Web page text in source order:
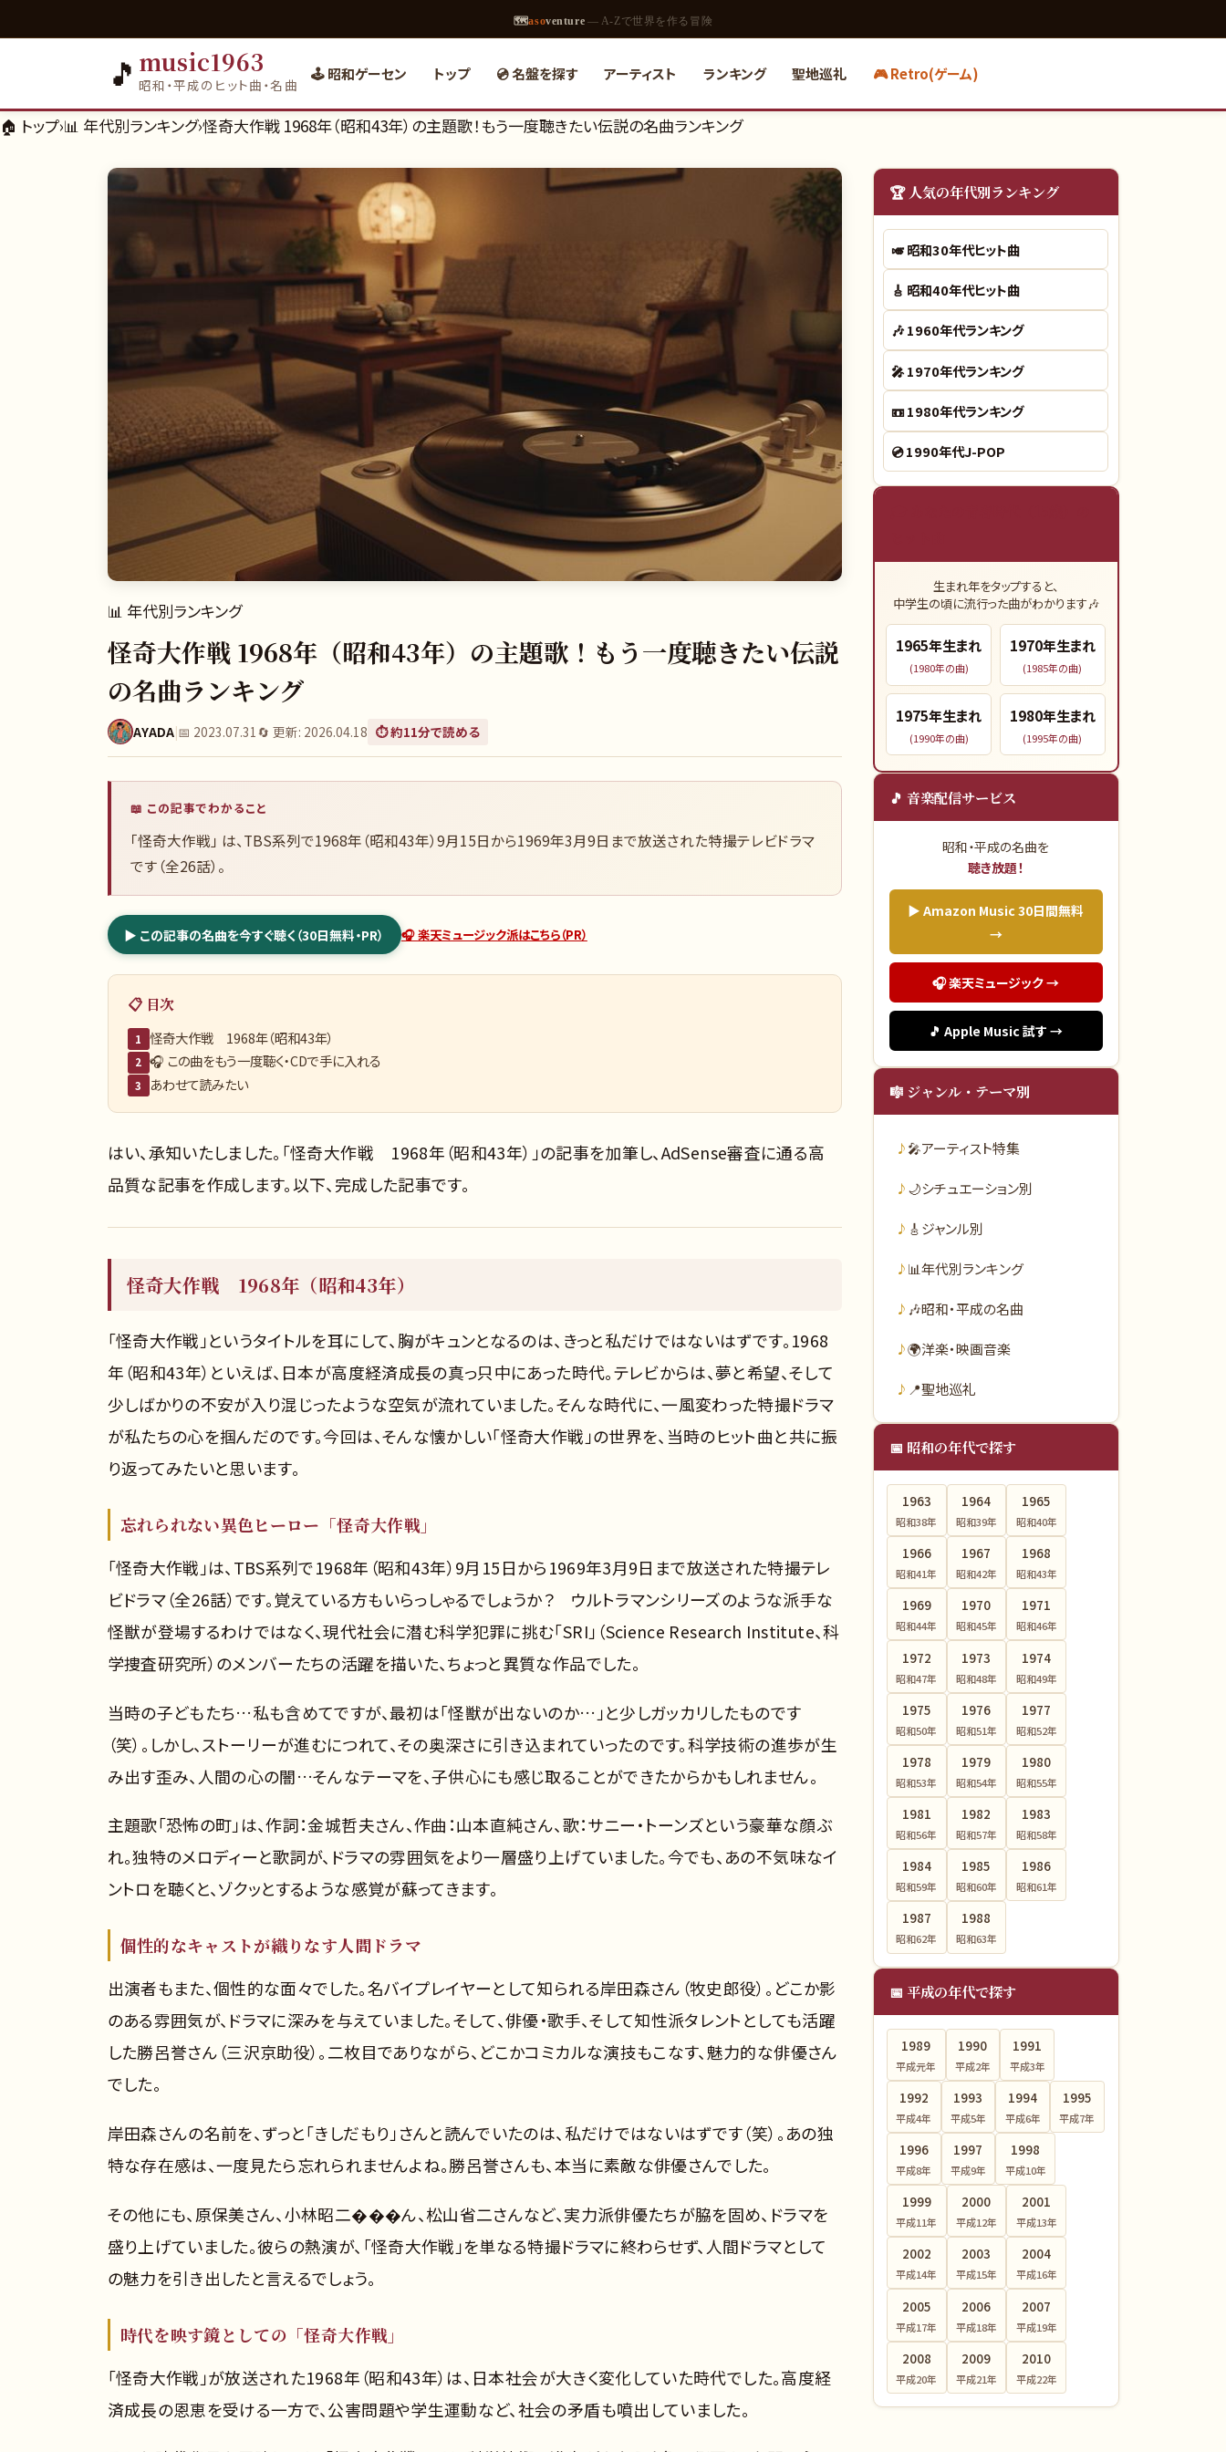
🗺asoventure — A-Zで世界を作る冒険
🎵 music1963
昭和・平成のヒット曲・名曲
🕹️ 昭和ゲーセン トップ 💿 名盤を探す アーティスト ランキング 聖地巡礼 🎮 Retro(ゲーム)
🏠 トップ›📊 年代別ランキング›怪奇大作戦 1968年（昭和43年）の主題歌！もう一度聴きたい伝説の名曲ランキング
📊 年代別ランキング
怪奇大作戦 1968年（昭和43年）の主題歌！もう一度聴きたい伝説
の名曲ランキング
AYADA|📅 2023.07.31 🔄 更新: 2026.04.18 ⏱️ 約11分で読める
📖 この記事でわかること
「怪奇大作戦」 は、TBS系列で1968年（昭和43年）9月15日から1969年3月9日まで放送された特撮テレビドラマ
です（全26話）。
▶ この記事の名曲を今すぐ聴く（30日無料・PR） 🎧 楽天ミュージック派はこちら（PR）
📋 目次
1 怪奇大作戦 1968年（昭和43年）
2 🎧 この曲をもう一度聴く・CDで手に入れる
3 あわせて読みたい
はい、承知いたしました。「怪奇大作戦 1968年（昭和43年）」の記事を加筆し、AdSense審査に通る高
品質な記事を作成します。以下、完成した記事です。
怪奇大作戦 1968年（昭和43年）
「怪奇大作戦」というタイトルを耳にして、胸がキュンとなるのは、きっと私だけではないはずです。1968
年（昭和43年）といえば、日本が高度経済成長の真っ只中にあった時代。テレビからは、夢と希望、そして
少しばかりの不安が入り混じったような空気が流れていました。そんな時代に、一風変わった特撮ドラマ
が私たちの心を掴んだのです。今回は、そんな懐かしい「怪奇大作戦」の世界を、当時のヒット曲と共に振
り返ってみたいと思います。
忘れられない異色ヒーロー「怪奇大作戦」
「怪奇大作戦」は、TBS系列で1968年（昭和43年）9月15日から1969年3月9日まで放送された特撮テレ
ビドラマ（全26話）です。覚えている方もいらっしゃるでしょうか？ ウルトラマンシリーズのような派手な
怪獣が登場するわけではなく、現代社会に潜む科学犯罪に挑む「SRI」（Science Research Institute、科
学捜査研究所）のメンバーたちの活躍を描いた、ちょっと異質な作品でした。
当時の子どもたち…私も含めてですが、最初は「怪獣が出ないのか…」と少しガッカリしたものです
（笑）。しかし、ストーリーが進むにつれて、その奥深さに引き込まれていったのです。科学技術の進歩が生
み出す歪み、人間の心の闇…そんなテーマを、子供心にも感じ取ることができたからかもしれません。
主題歌「恐怖の町」は、作詞：金城哲夫さん、作曲：山本直純さん、歌：サニー・トーンズという豪華な顔ぶ
れ。独特のメロディーと歌詞が、ドラマの雰囲気をより一層盛り上げていました。今でも、あの不気味なイ
ントロを聴くと、ゾクッとするような感覚が蘇ってきます。
個性的なキャストが織りなす人間ドラマ
出演者もまた、個性的な面々でした。名バイプレイヤーとして知られる岸田森さん（牧史郎役）。どこか影
のある雰囲気が、ドラマに深みを与えていました。そして、俳優・歌手、そして知性派タレントとしても活躍
した勝呂誉さん（三沢京助役）。二枚目でありながら、どこかコミカルな演技もこなす、魅力的な俳優さん
でした。
岸田森さんの名前を、ずっと「きしだもり」さんと読んでいたのは、私だけではないはずです（笑）。あの独
特な存在感は、一度見たら忘れられませんよね。勝呂誉さんも、本当に素敵な俳優さんでした。
その他にも、原保美さん、小林昭二���ん、松山省二さんなど、実力派俳優たちが脇を固め、ドラマを
盛り上げていました。彼らの熱演が、「怪奇大作戦」を単なる特撮ドラマに終わらせず、人間ドラマとして
の魅力を引き出したと言えるでしょう。
時代を映す鏡としての「怪奇大作戦」
「怪奇大作戦」が放送された1968年（昭和43年）は、日本社会が大きく変化していた時代でした。高度経
済成長の恩恵を受ける一方で、公害問題や学生運動など、社会の矛盾も噴出していました。
🏆 人気の年代別ランキング
🎺昭和30年代ヒット曲
🎸 昭和40年代ヒット曲
🎶1960年代ランキング
🎤1970年代ランキング
📼1980年代ランキング
💿1990年代J-POP
生まれ年をタップすると、
中学生の頃に流行った曲がわかります🎶
1965年生まれ
(1980年の曲)
1970年生まれ
(1985年の曲)
1975年生まれ
(1990年の曲)
1980年生まれ
(1995年の曲)
🎵 音楽配信サービス
昭和・平成の名曲を
聴き放題！
▶ Amazon Music 30日間無料
→
🎧 楽天ミュージック →
🎵 Apple Music 試す →
🎼 ジャンル・テーマ別
🎤アーティスト特集
🌙シチュエーション別
🎸ジャンル別
📊年代別ランキング
🎶昭和・平成の名曲
🌍洋楽・映画音楽
📍聖地巡礼
📅 昭和の年代で探す
1963
昭和38年
1964
昭和39年
1965
昭和40年
1966
昭和41年
1967
昭和42年
1968
昭和43年
1969
昭和44年
1970
昭和45年
1971
昭和46年
1972
昭和47年
1973
昭和48年
1974
昭和49年
1975
昭和50年
1976
昭和51年
1977
昭和52年
1978
昭和53年
1979
昭和54年
1980
昭和55年
1981
昭和56年
1982
昭和57年
1983
昭和58年
1984
昭和59年
1985
昭和60年
1986
昭和61年
1987
昭和62年
1988
昭和63年
📅 平成の年代で探す
1989
平成元年
1990
平成2年
1991
平成3年
1992
平成4年
1993
平成5年
1994
平成6年
1995
平成7年
1996
平成8年
1997
平成9年
1998
平成10年
1999
平成11年
2000
平成12年
2001
平成13年
2002
平成14年
2003
平成15年
2004
平成16年
2005
平成17年
2006
平成18年
2007
平成19年
2008
平成20年
2009
平成21年
2010
平成22年